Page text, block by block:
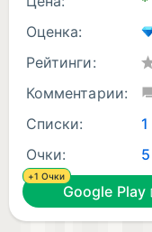
Оценка:
Рейтинги:
Комментарии:
Списки: 1
Очки:
5
+1 Очки
Google Play